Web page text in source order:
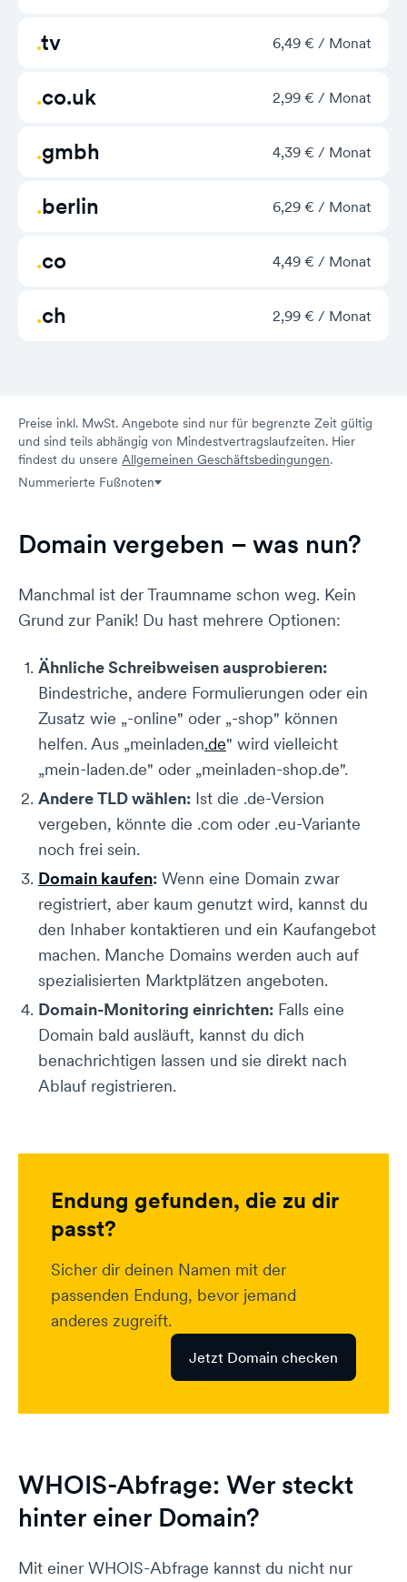
tv
6,49 € / Monat
co.uk 2,99 € / Monat
gmbh 4,39 € / Monat
berlin 6,29 € / Monat
co 4,49 € / Monat
ch 2,99 € / Monat
Preise inkl. MwSt. Angebote sind nur für begrenzte Zeit gültig
und sind teils abhängig von Mindestvertragslaufzeiten. Hier
findest du unsere Allgemeinen Geschäftsbedingungen.
Nummerierte Fußnoten
Domain vergeben – was nun?
Manchmal ist der Traumname schon weg. Kein
Grund zur Panik! Du hast mehrere Optionen:
Ähnliche Schreibweisen ausprobieren:
Bindestriche, andere Formulierungen oder ein
Zusatz wie „-online" oder „-shop" können
helfen. Aus „meinladen.de" wird vielleicht
„mein-laden.de" oder „meinladen-shop.de".
Andere TLD wählen: Ist die .de-Version
vergeben, könnte die .com oder .eu-Variante
noch frei sein.
Domain kaufen: Wenn eine Domain zwar
registriert, aber kaum genutzt wird, kannst du
den Inhaber kontaktieren und ein Kaufangebot
machen. Manche Domains werden auch auf
spezialisierten Marktplätzen angeboten.
Domain-Monitoring einrichten: Falls eine
Domain bald ausläuft, kannst du dich
benachrichtigen lassen und sie direkt nach
Ablauf registrieren.
Endung gefunden, die zu dir
passt?
Sicher dir deinen Namen mit der
passenden Endung, bevor jemand
anderes zugreift.
Jetzt Domain checken
WHOIS-Abfrage: Wer steckt
hinter einer Domain?
Mit einer WHOIS-Abfrage kannst du nicht nur